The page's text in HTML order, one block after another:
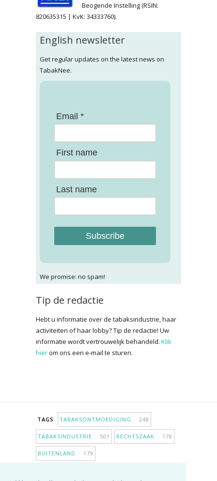
Beogende Instelling (RSIN:
820635315 | KvK: 34333760).
English newsletter
Get regular updates on the latest news on
TabakNee.
Email *
First name
Last name
Subscribe
We promise: no spam!
Tip de redactie
Hebt u informatie over de tabaksindustrie, haar
activiteiten of haar lobby? Tip de redactie! Uw
informatie wordt vertrouwelijk behandeld. Klik
hierom ons een e-mail te sturen.
TAGS TABAKSONTMOEDIGING 248
TABAKSINDUSTRIE 501 RECHTSZAAK 178
BUITENLAND 179